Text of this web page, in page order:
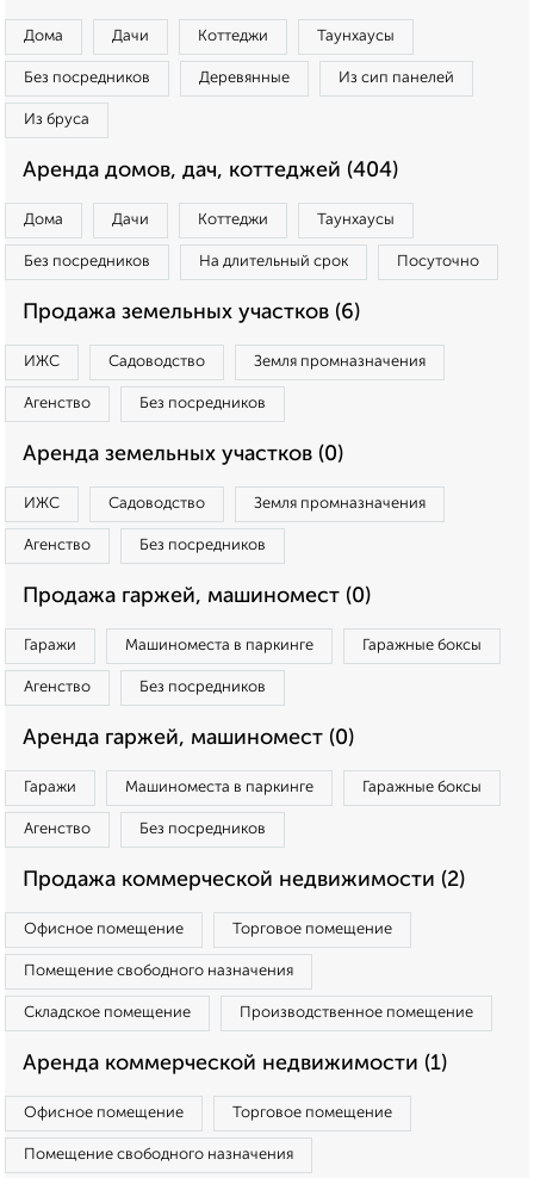
Дома Дачи Коттеджи Таунхаусы
Без посредников Деревянные Из сип панелей
Из бруса
Аренда домов, дач, коттеджей (404)
Дома Дачи Коттеджи Таунхаусы
Без посредников На длительный срок Посуточно
Продажа земельных участков (6)
ИЖС Садоводство Земля промназначения
Агенство Без посредников
Аренда земельных участков (0)
ИЖС Садоводство Земля промназначения
Агенство Без посредников
Продажа гаржей, машиномест (0)
Гаражи Машиноместа в паркинге Гаражные боксы
Агенство Без посредников
Аренда гаржей, машиномест (0)
Гаражи Машиноместа в паркинге Гаражные боксы
Агенство Без посредников
Продажа коммерческой недвижимости (2)
Офисное помещение Торговое помещение
Помещение свободного назначения
Складское помещение Производственное помещение
Аренда коммерческой недвижимости (1)
Офисное помещение Торговое помещение
Помещение свободного назначения